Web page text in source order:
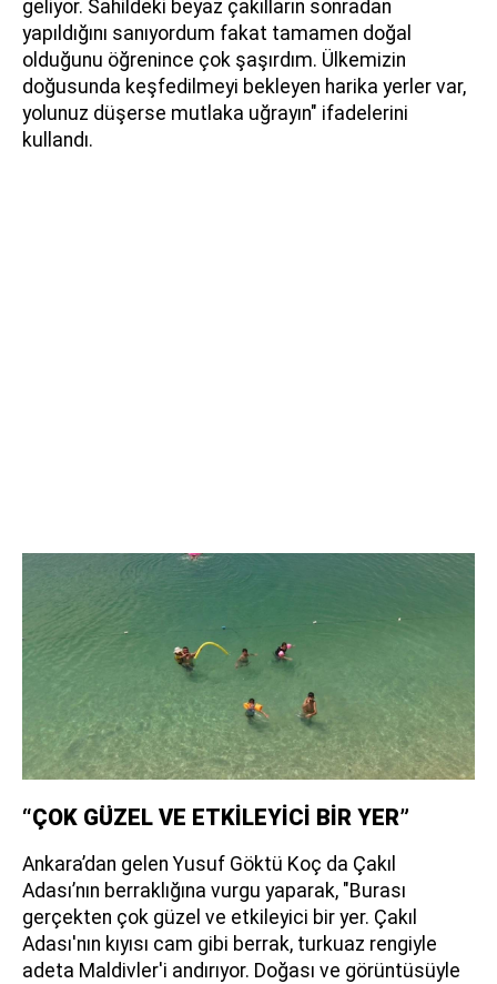
geliyor. Sahildeki beyaz çakılların sonradan
yapıldığını sanıyordum fakat tamamen doğal
olduğunu öğrenince çok şaşırdım. Ülkemizin
doğusunda keşfedilmeyi bekleyen harika yerler var,
yolunuz düşerse mutlaka uğrayın" ifadelerini
kullandı.
“ÇOK GÜZEL VE ETKİLEYİCİ BİR YER”
Ankara’dan gelen Yusuf Göktü Koç da Çakıl
Adası’nın berraklığına vurgu yaparak, "Burası
gerçekten çok güzel ve etkileyici bir yer. Çakıl
Adası'nın kıyısı cam gibi berrak, turkuaz rengiyle
adeta Maldivler'i andırıyor. Doğası ve görüntüsüyle